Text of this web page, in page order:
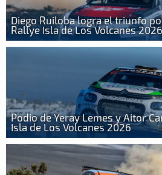
Diego Ruiloba logra el triunfo
Rallye Isla de Los Volcanes 2026
Podio de Yeray Lemes y Aitor
Isla de Los Volcanes 2026